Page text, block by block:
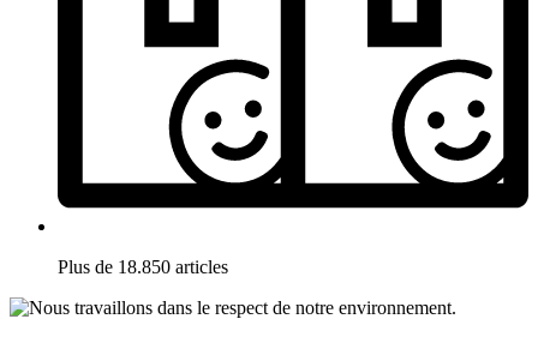
Plus de 18.850 articles